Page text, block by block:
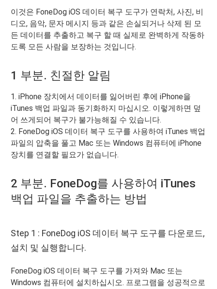
이것은 FoneDog iOS 데이터 복구 도구가 연락처, 사진, 비
디오, 음악, 문자 메시지 등과 같은 손실되거나 삭제 된 모
든 데이터를 추출하고 복구 할 때 실제로 완벽하게 작동하
도록 모든 사람을 보장하는 것입니다.
1 부분. 친절한 알림
1. iPhone 장치에서 데이터를 잃어버린 후에 iPhone을
iTunes 백업 파일과 동기화하지 마십시오. 이렇게하면 덮
어 쓰게되어 복구가 불가능해질 수 있습니다.
2. FoneDog iOS 데이터 복구 도구를 사용하여 iTunes 백업
파일의 압축을 풀고 Mac 또는 Windows 컴퓨터에 iPhone
장치를 연결할 필요가 없습니다.
2 부분. FoneDog를 사용하여 iTunes
백업 파일을 추출하는 방법
Step 1 : FoneDog iOS 데이터 복구 도구를 다운로드,
설치 및 실행합니다.
FoneDog iOS 데이터 복구 도구를 가져와 Mac 또는
Windows 컴퓨터에 설치하십시오. 프로그램을 성공적으로